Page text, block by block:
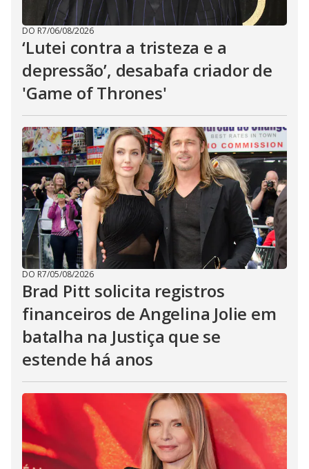
DO R7/06/08/2026
‘Lutei contra a tristeza e a
depressão’, desabafa criador de
'Game of Thrones'
DO R7/05/08/2026
Brad Pitt solicita registros
financeiros de Angelina Jolie em
batalha na Justiça que se
estende há anos